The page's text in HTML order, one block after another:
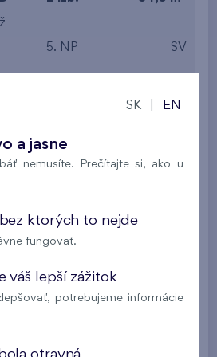
5. NP SV
294 576 €
2 izb. 54,9 m
SK EN
a jasne
nemusíte. Prečítajte si, ako u
ktorých to nejde
fungovať.
váš lepší zážitok
potrebujeme informácie
otravná